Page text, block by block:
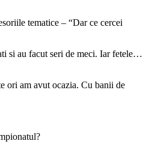
tematice – “Dar ce cercei
si au facut seri de meci. Iar fetele…
ori am avut ocazia. Cu banii de